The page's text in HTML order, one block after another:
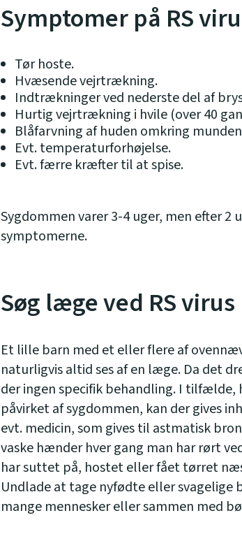
Symptomer på RS
Tør hoste.
Hvæsende vejrtrækning.
Indtrækninger ved nederste del af
Hurtig vejrtrækning i hvile (over 40
Blåfarvning af huden omkring
Evt. temperaturforhøjelse.
Evt. færre kræfter til at spise.
Sygdommen varer 3-4 uger, men efter 2
symptomerne.
Søg læge ved RS virus
Et lille barn med et eller flere af
naturligvis altid ses af en læge. Da det
der ingen specifik behandling. I
påvirket af sygdommen, kan der gives
evt. medicin, som gives til astmatisk
vaske hænder hver gang man har rørt
har suttet på, hostet eller fået tørret
Undlade at tage nyfødte eller svagelige
mange mennesker eller sammen med